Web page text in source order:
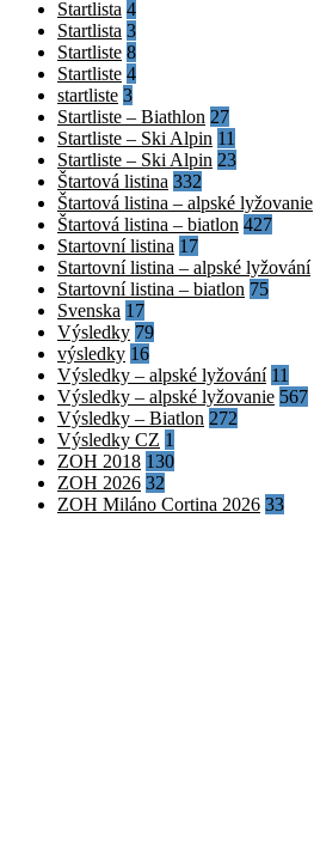
Startlista 4
Startlista 3
Startliste 8
Startliste 4
startliste 3
Startliste – Biathlon 27
Startliste – Ski Alpin 11
Startliste – Ski Alpin 23
Štartová listina 332
Štartová listina – alpské lyžovanie
Štartová listina – biatlon 427
Startovní listina 17
Startovní listina – alpské lyžování
Startovní listina – biatlon 75
Svenska 17
Výsledky 79
výsledky 16
Výsledky – alpské lyžování 11
Výsledky – alpské lyžovanie 567
Výsledky – Biatlon 272
Výsledky CZ 1
ZOH 2018 130
ZOH 2026 32
ZOH Miláno Cortina 2026 33